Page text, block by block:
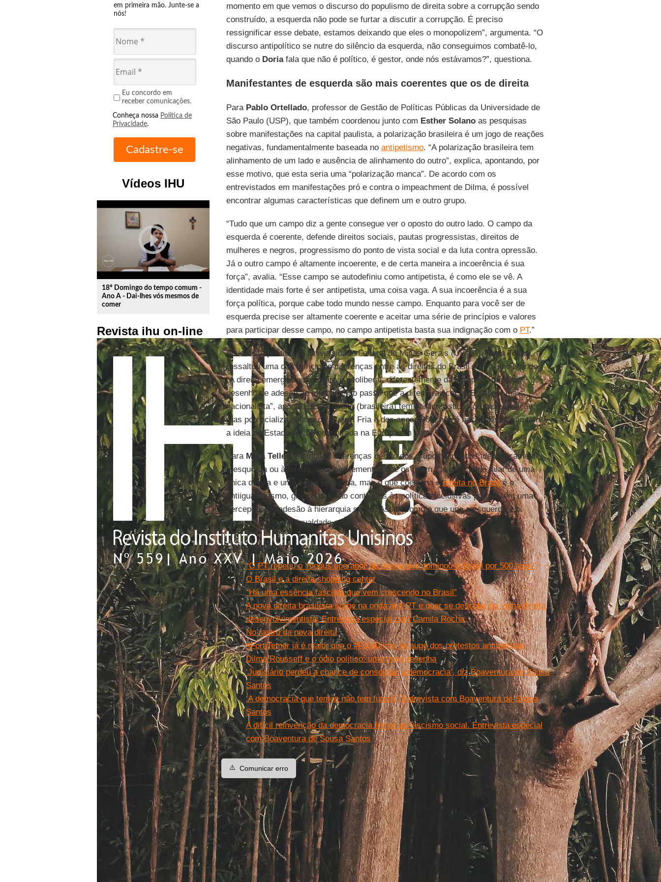
em primeira mão. Junte-se a
nós!
Eu concordo em
receber comunicações.
Conheça nossa Política de
Privacidade.
Vídeos IHU
play_circle_outline
18º Domingo do tempo comum -
Ano A - Dai-lhes vós mesmos de
comer
Revista ihu on-line
momento em que vemos o discurso do populismo de direita sobre a corrupção sendo
construído, a esquerda não pode se furtar a discutir a corrupção. É preciso
ressignificar esse debate, estamos deixando que eles o monopolizem”, argumenta. “O
discurso antipolítico se nutre do silêncio da esquerda, não conseguimos combatê-lo,
quando o Doriafala que não é político, é gestor, onde nós estávamos?”, questiona.
Manifestantes de esquerda são mais coerentes que os de direita
Para Pablo Ortellado, professor de Gestão de Políticas Públicas da Universidade de
São Paulo (USP), que também coordenou junto com Esther Solanoas pesquisas
sobre manifestações na capital paulista, a polarização brasileira é um jogo de reações
negativas, fundamentalmente baseada no antipetismo. “A polarização brasileira tem
alinhamento de um lado e ausência de alinhamento do outro”, explica, apontando, por
esse motivo, que esta seria uma “polarização manca”. De acordo com os
entrevistados em manifestações pró e contra o impeachment de Dilma, é possível
encontrar algumas características que definem um e outro grupo.
“Tudo que um campo diz a gente consegue ver o oposto do outro lado. O campo da
esquerda é coerente, defende direitos sociais, pautas progressistas, direitos de
mulheres e negros, progressismo do ponto de vista social e da luta contra opressão.
Já o outro campo é altamente incoerente, e de certa maneira a incoerência é sua
força”, avalia. “Esse campo se autodefiniu como antipetista, é como ele se vê. A
identidade mais forte é ser antipetista, uma coisa vaga. A sua incoerência é a sua
força política, porque cabe todo mundo nesse campo. Enquanto para você ser de
esquerda precise ser altamente coerente e aceitar uma série de princípios e valores
para participar desse campo, no campo antipetista basta sua indignação com o PT.”
A cientista política da Universidade Federal de Minas Gerais (UFMG),Mara Telles,
ressaltou uma das principais diferenças entre as direitas do Brasil e do Velho Mundo.
“A direita emergente brasileira é neoliberal, diferentemente da europeia, tem um
desenho de adesão ao mercado, ao passo que a direita radical na Europa é mais
nacionalista”, aponta. “Essa direita (brasileira) tem características de radicalização,
mas potencializa pautas da Guerra Fria e dos anos 1960, não é nacionalista, não tem
a ideia de Estado-nação encontrada na Europa em geral.”
Para Mara Telles , há muitas diferenças dentro dos grupos alinhados ideologicamente
à esquerda ou à direita, mas há elementos que os unem. “Não se pode falar de uma
única direita e uma única esquerda, mas o que coesiona adireita no Brasilé o
antiigualitarismo, grupos que são contrários às políticas inclusivas porque têm uma
percepção de adesão à hierarquia social. Assim como o que une a esquerda é o
elemento de maior igualdade social.”
Leia mais
“O PT repetiu o ‘modus operandi’ da direita que dominou o Brasil por 500 anos”
O Brasil e a direita shopping center
“Há uma essência fascista que vem crescendo no Brasil”
A nova direita brasileira surge na onda anti-PT e quer se descolar da velha direita
desenvolvimentista. Entrevista especial com Camila Rocha
No rastro da nova direita
#ForaTemer já é maior que o #ForaDilma do auge dos protestos antipetistas
Dilma Rousseff e o ódio político: uma mais-resenha
‘Judiciário perdeu a chance de consolidar a democracia’, diz Boaventura de Sousa
Santos
‘A democracia que temos não tem futuro’. Entrevista com Boaventura de Sousa
Santos
A difícil reinvenção da democracia frente ao fascismo social. Entrevista especial
com Boaventura de Sousa Santos
⚠️ Comunicar erro